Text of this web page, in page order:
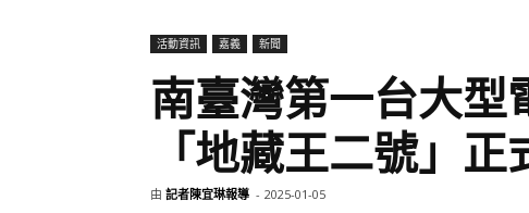
活動資訊 嘉義 新聞
南臺灣第一台大型
「地藏王二號」正
由 記者陳宜琳報導 - 2025-01-05